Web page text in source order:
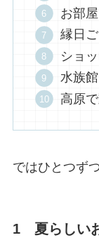
お部
縁日
ショ
水族
高原
ではひとつず
1 夏らしい